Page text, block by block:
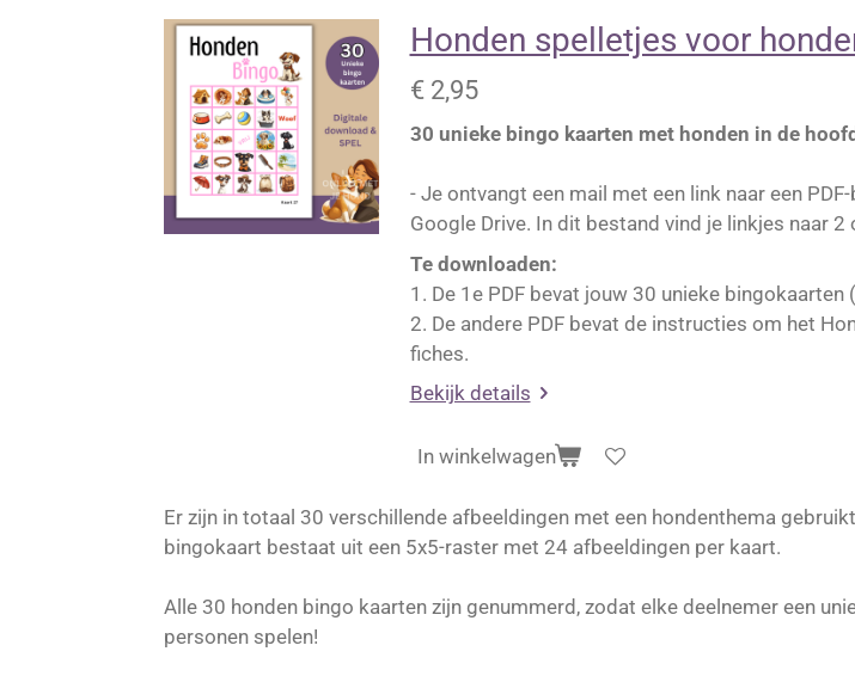
Honden spelletjes voor
€ 2,95
30 unieke bingo kaarten met honden in de
- Je ontvangt een mail met een link naar een
Google Drive. In dit bestand vind je linkjes naar
Te downloaden:
1. De 1e PDF bevat jouw 30 unieke
2. De andere PDF bevat de instructies om het
fiches.
Bekijk details
In winkelwagen
Er zijn in totaal 30 verschillende afbeeldingen met een hondenthema
bingokaart bestaat uit een 5x5-raster met 24 afbeeldingen per kaart.
Alle 30 honden bingo kaarten zijn genummerd, zodat elke deelnemer een
personen spelen!